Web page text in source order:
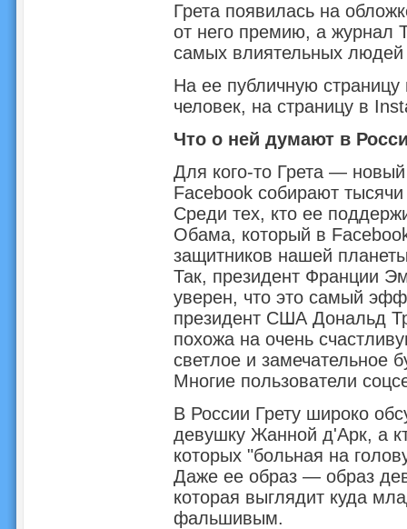
Грета появилась на
от него премию, а журнал
самых влиятельных
На ее публичную
человек, на страницу в
Что о ней думают в
Для кого-то Грета —
Facebook собирают
Среди тех, кто ее
Обама, который в
защитников нашей
Так, президент Франции
уверен, что это самый
президент США Дональд
похожа на очень
светлое и замечательное
Многие пользователи
В России Грету широко
девушку Жанной д'Арк, а
которых "больная на
Даже ее образ — образ
которая выглядит куда
фальшивым.